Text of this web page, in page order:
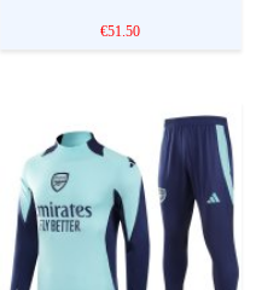
€51.50